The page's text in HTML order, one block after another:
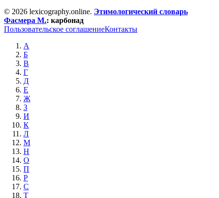
© 2026 lexicography.online. Этимологический словарь
Фасмера М.: карбонад
Пользовательское соглашениеКонтакты
А
Б
В
Г
Д
Е
Ж
З
И
К
Л
М
Н
О
П
Р
С
Т